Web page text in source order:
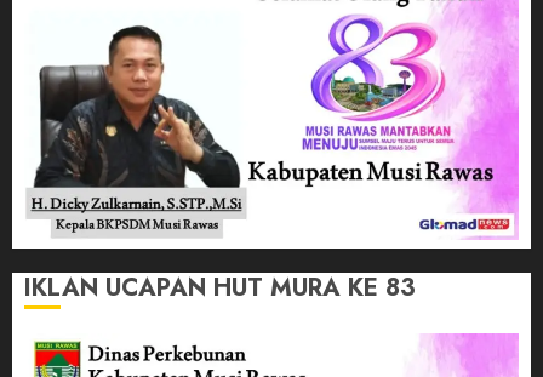
IKLAN UCAPAN HUT MURA KE 83